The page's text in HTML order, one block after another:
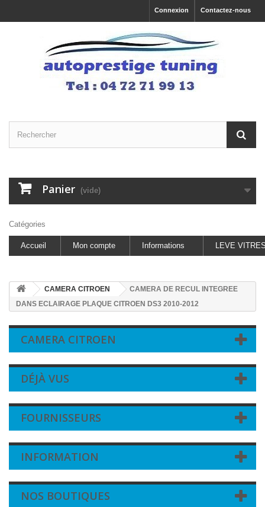
Contactez-nous
Connexion
Panier (vide)
Catégories
Accueil Mon compte Informations LEVE
CAMERA CITROEN
CAMERA DE RECUL INTEGREE
DANS ECLAIRAGE PLAQUE CITROEN DS3 2010-2012
CAMERA CITROEN
DÉJÀ VUS
FOURNISSEURS
INFORMATION
NOS BOUTIQUES